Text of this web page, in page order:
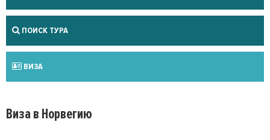
ПОИСК ТУРА
ВИЗА
Виза в Норвегию